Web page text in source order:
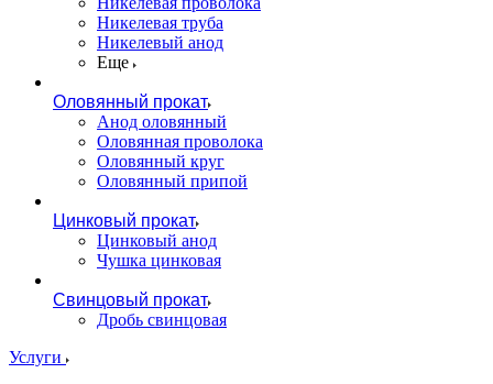
Никелевая труба
Никелевый анод
Еще
Оловянный прокат
Анод оловянный
Оловянная проволока
Оловянный круг
Оловянный припой
Цинковый прокат
Цинковый анод
Чушка цинковая
Свинцовый прокат
Дробь свинцовая
Услуги